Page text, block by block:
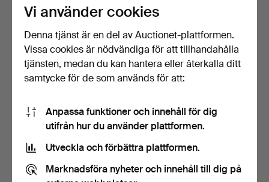
GRÖNT ONYXBORD OCH
SNIDAT TRÄ.
Klubbades 20 jun 2025
1 bud
PAR SÄNGBORD.
Klubbades 5 jun 2025
4 bud
Vi använder cookies
Denna tjänst är en del av Auctionet-plattformen.
Vissa cookies är nödvändiga för att tillhandahålla
tjänsten, medan du kan hantera eller återkalla ditt
samtycke för de som används för att:
Anpassa funktioner och innehåll för dig
utifrån hur du använder plattformen.
Utveckla och förbättra plattformen.
Marknadsföra nyheter och innehåll till dig på